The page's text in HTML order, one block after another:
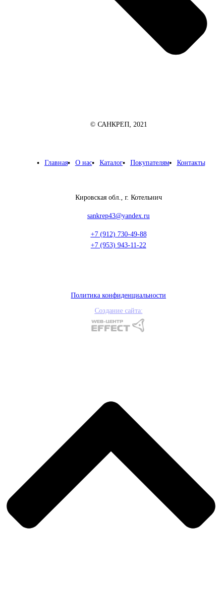
© САНКРЕП, 2021
Главная О нас Каталог Покупателям Контакты
Кировская обл., г. Котельнич
sankrep43@yandex.ru
+7 (912) 730-49-88
+7 (953) 943-11-22
Политика конфиденциальности
Создание сайта: